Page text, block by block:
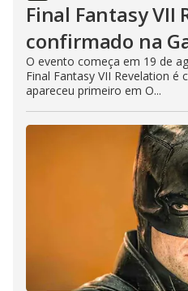
Final Fantasy VII
confirmado na
O evento começa em 19 de
Final Fantasy VII Revelation
apareceu primeiro em O...